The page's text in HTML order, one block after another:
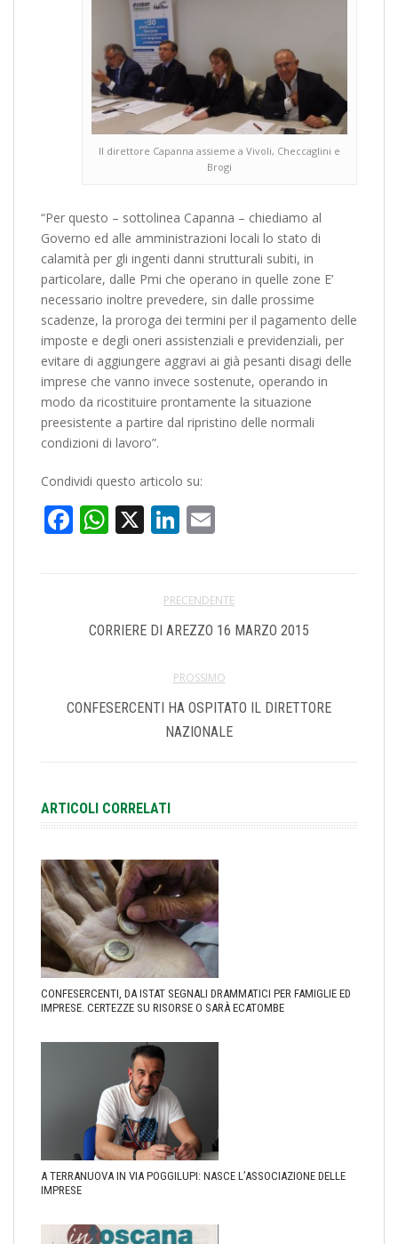
Il direttore Capanna assieme a Vivoli, Checcaglini e
Brogi
“Per questo – sottolinea Capanna – chiediamo al
Governo ed alle amministrazioni locali lo stato di
calamità per gli ingenti danni strutturali subiti, in
particolare, dalle Pmi che operano in quelle zone E’
necessario inoltre prevedere, sin dalle prossime
scadenze, la proroga dei termini per il pagamento delle
imposte e degli oneri assistenziali e previdenziali, per
evitare di aggiungere aggravi ai già pesanti disagi delle
imprese che vanno invece sostenute, operando in
modo da ricostituire prontamente la situazione
preesistente a partire dal ripristino delle normali
condizioni di lavoro”.
Condividi questo articolo su:
Facebook
WhatsApp
X LinkedIn
PRECENDENTE
CORRIERE DI AREZZO 16 MARZO 2015
PROSSIMO
CONFESERCENTI HA OSPITATO IL DIRETTORE
NAZIONALE
ARTICOLI CORRELATI
CONFESERCENTI, DA ISTAT SEGNALI DRAMMATICI PER FAMIGLIE ED
IMPRESE. CERTEZZE SU RISORSE O SARÀ ECATOMBE
A TERRANUOVA IN VIA POGGILUPI: NASCE L’ASSOCIAZIONE DELLE
IMPRESE